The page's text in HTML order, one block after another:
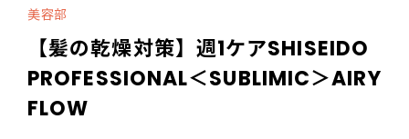
美容部
【髪の乾燥対策】週1ケアSHISEIDO
PROFESSIONAL＜SUBLIMIC＞AIRY
FLOW